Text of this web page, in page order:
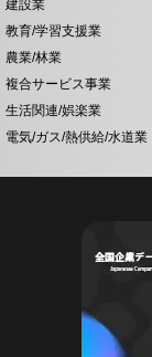
建設業
教育/学習支援業
農業/林業
複合サービス事業
生活関連/娯楽業
電気/ガス/熱供給/水道業